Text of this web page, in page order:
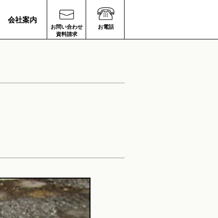
会社案内
お問い合わせ
資料請求
お電話